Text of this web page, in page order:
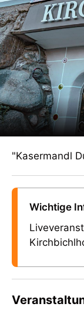
"Kasermandl
Wichtige